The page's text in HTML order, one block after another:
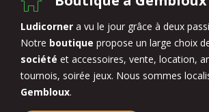
Ludicorner a vu le jour grâce à deux
Notre boutique propose un large choix
société et accessoires, vente, location,
tournois, soirée jeux. Nous sommes
Gembloux.